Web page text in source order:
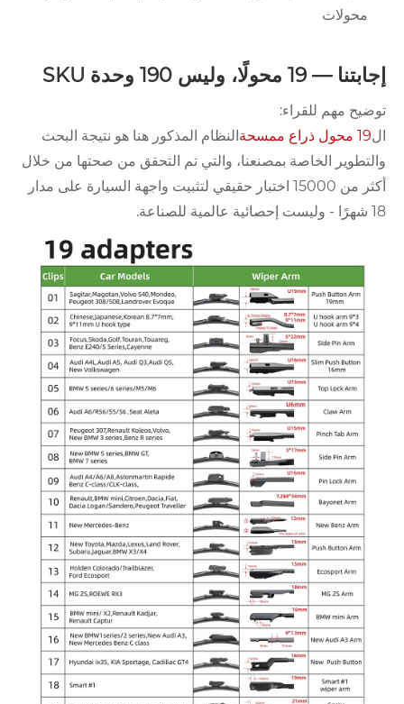
محولات
إجابتنا — 19 محولًا، وليس 190 وحدة SKU
توضيح مهم للقراء:
ال19 محول ذراع ممسحة
النظام المذكور هنا هو نتيجة البحث
والتطوير الخاصة بمصنعنا، والتي تم التحقق من صحتها من خلال
أكثر من 15000 اختبار حقيقي لتثبيت واجهة السيارة على مدار
18 شهرًا - وليست إحصائية عالمية للصناعة.